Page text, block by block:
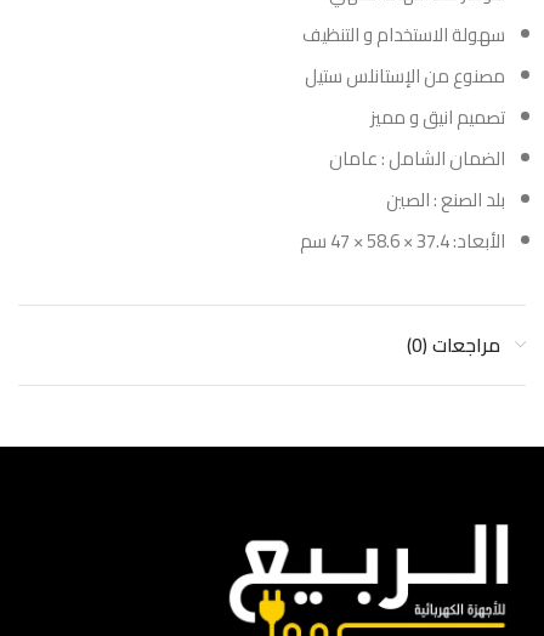
سهولة الاستخدام و التنظيف
مصنوع من الإستانلس ستيل
تصميم انيق و مميز
الضمان الشامل : عامان
بلد الصنع : الصين
الأبعاد: 37.4 × 58.6 × 47 سم
مراجعات (0)